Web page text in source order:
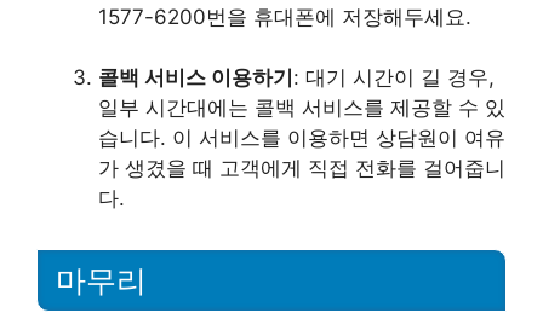
1577-6200번을 휴대폰에 저장해두세요.
콜백 서비스 이용하기 : 대기 시간이 길 경우,
일부 시간대에는 콜백 서비스를 제공할 수 있
습니다. 이 서비스를 이용하면 상담원이 여유
가 생겼을 때 고객에게 직접 전화를 걸어줍니
다.
마무리